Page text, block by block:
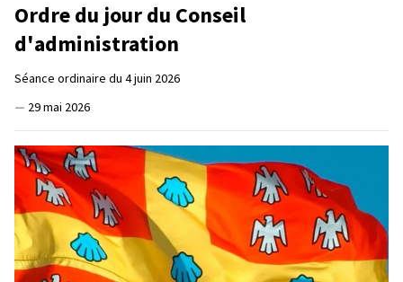
Ordre du jour du Conseil
d'administration
Séance ordinaire du 4 juin 2026
— 29 mai 2026